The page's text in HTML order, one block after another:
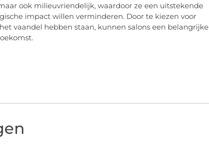
ook milieuvriendelijk, waardoor ze een uitstekende
impact willen verminderen. Door te kiezen voor
vaandel hebben staan, kunnen salons een belangrijke